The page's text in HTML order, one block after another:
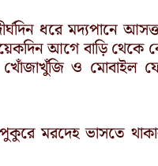
ধরে মদ্যপানে
আগে বাড়ি
খোঁজাখুঁজি ও মোবাইল
মরদেহ ভাসতে